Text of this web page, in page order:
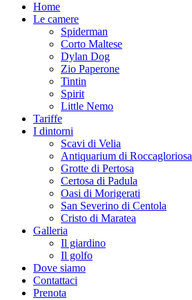
Home
Le camere
Spiderman
Corto Maltese
Dylan Dog
Zio Paperone
Tintin
Spirit
Little Nemo
Tariffe
I dintorni
Scavi di Velia
Antiquarium di Roccagloriosa
Grotte di Pertosa
Certosa di Padula
Oasi di Morigerati
San Severino di Centola
Cristo di Maratea
Galleria
Il giardino
Il golfo
Dove siamo
Contattaci
Prenota